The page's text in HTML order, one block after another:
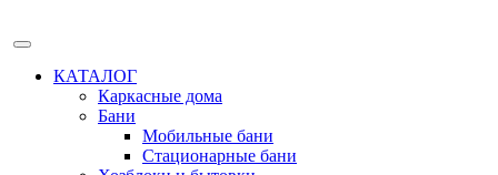
КАТАЛОГ
Каркасные дома
Бани
Мобильные бани
Стационарные бани